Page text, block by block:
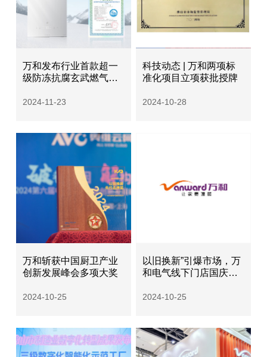
万和发布行业首款超一
级防冻抗腐玄武燃气热
2024-11-23
科技动态 | 万和两项标
准化项目立项获批授牌
2024-10-28
万和斩获中国厨卫产业
创新发展峰会多项大奖
2024-10-25
以旧换新”引爆市场，万
和电气线下门店国庆期
2024-10-25